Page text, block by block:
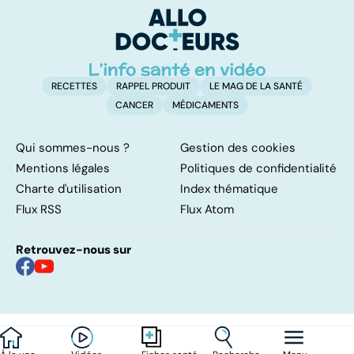
RECETTES RAPPEL PRODUIT
LE MAG DE LA SANTÉ
CANCER
MÉDICAMENTS
Qui sommes-nous ?
Gestion des cookies
Mentions légales
Politiques de confidentialité
Charte d'utilisation
Index thématique
Flux RSS
Flux Atom
Retrouvez-nous sur